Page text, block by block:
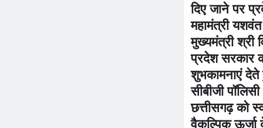
दिए जाने पर
महामंत्री
मुख्यमंत्री श्री
प्रदेश सरकार
शुभकामनाएं देते
सीबीजी
छत्तीसगढ़ को
वैकल्पिक ऊर्जा